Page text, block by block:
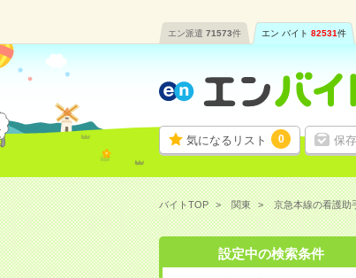
エン派遣 71573件 エン バイト 82531件
気になるリスト 0 保
バイトTOP 関東 京急本線の看護助
設定中の検索条件